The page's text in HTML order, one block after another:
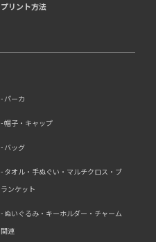
プリント方法
パーカ
帽子・キャップ
バッグ
タオル・手ぬぐい・マルチクロス・ブ
ランケット
ぬいぐるみ・キーホルダー・チャーム
関連